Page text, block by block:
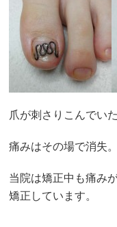
爪が刺さりこんでい
痛みはその場で消失
当院は矯正中も痛み
矯正しています。